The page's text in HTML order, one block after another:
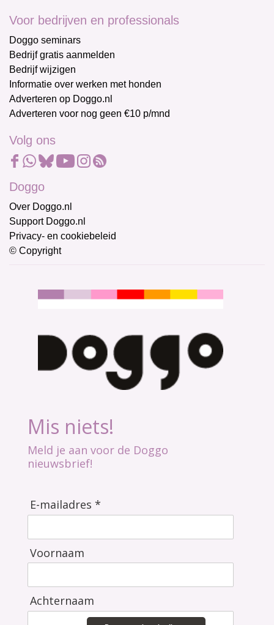
Voor bedrijven en professionals
Doggo seminars
Bedrijf gratis aanmelden
Bedrijf wijzigen
Informatie over werken met honden
Adverteren op Doggo.nl
Adverteren voor nog geen €10 p/mnd
Volg ons
Doggo
Over Doggo.nl
Support Doggo.nl
Privacy- en cookiebeleid
© Copyright
Mis niets!
Meld je aan voor de Doggo
nieuwsbrief!
E-mailadres *
Voornaam
Achternaam